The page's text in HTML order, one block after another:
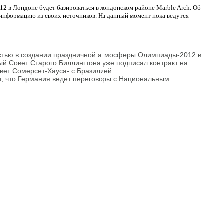
в Лондоне будет базироваться в лондонском районе Marble Arch. Об
из своих источников. На данный момент пока ведутся
в создании праздничной атмосферы Олимпиады-2012 в
Совет Старого Биллингтона уже подписал контракт на
Сомерсет-Хауса- с Бразилией.
что Германия ведет переговоры с Национальным